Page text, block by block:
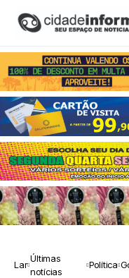
Lar
Últimas
notícias
Política